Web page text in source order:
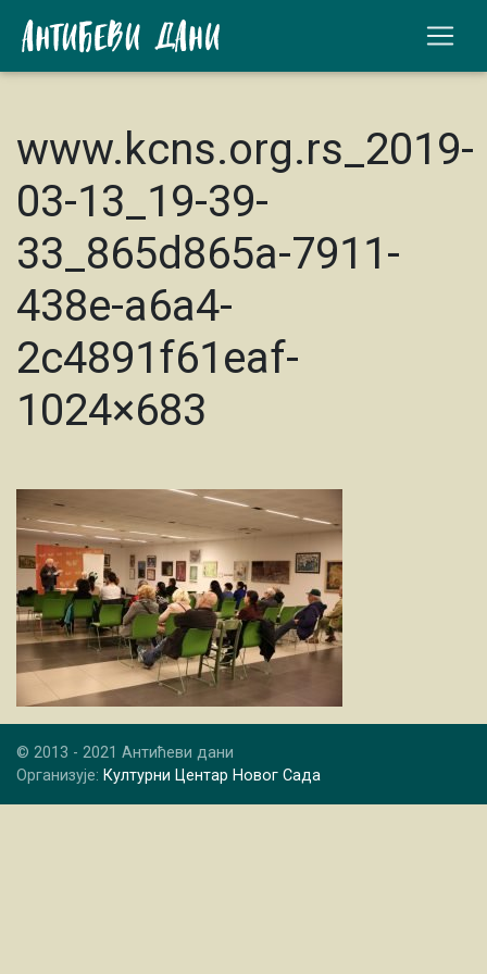
www.kcns.org.rs_2019-
03-13_19-39-
33_865d865a-7911-
438e-a6a4-
2c4891f61eaf-
1024×683
© 2013 - 2021 Антићеви дани
Организује: Културни Центар Новог Сада